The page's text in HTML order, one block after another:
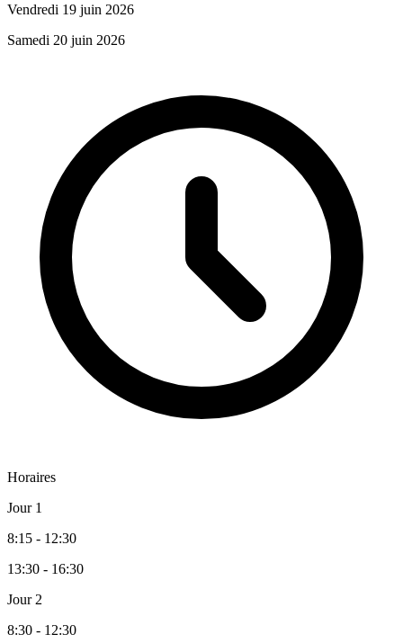
Vendredi 19 juin 2026
Samedi 20 juin 2026
Horaires
Jour 1
8:15 - 12:30
13:30 - 16:30
Jour 2
8:30 - 12:30